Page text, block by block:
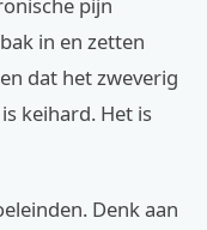
in en zetten
dat het zweverig
keihard. Het is
Denk aan